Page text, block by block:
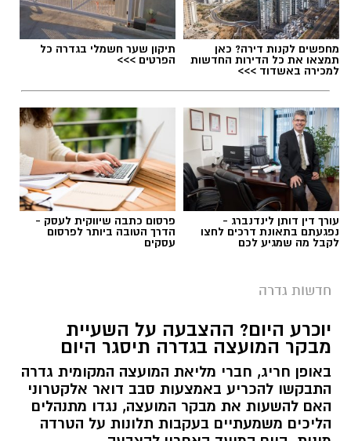
מחפשים לקנות דירה? כאן
תמצאו את כל הדירות החדשות
למכירה באשדוד >>>
תיקון שער חשמלי בגדרה כל
הפרטים >>>
עורך דין דותן לינדנברג -
נפגעתם בתאונת דרכים לחצו
לקבל מה שמגיע לכם
פרסום כתבה שיווקית לעסק -
הדרך הטובה ביותר לפרסום
עסקים
חדשות גדרה
יוכרע היום? ההצבעה על השעיית
מבקר המועצה בגדרה תיסגר היום
באופן חריג, חברי מליאת המועצה המקומית גדרה
התבקשו להכריע באמצעות סבב דואר אלקטרוני
האם להשעות את מבקר המועצה, נגדו מתנהלים
הליכים משמעתיים בעקבות תלונות על הטרדה